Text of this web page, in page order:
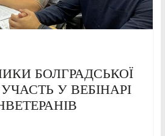
БОЛГРАДСЬКОЇ
У ВЕБІНАРІ